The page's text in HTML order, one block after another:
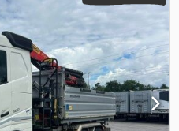
adatok Dedpfx
240 LE Méretek Hossza
323 cm Leica 3D rendszer
állapota nagyon jó